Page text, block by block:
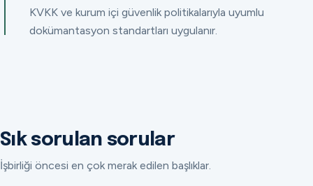
KVKK ve kurum içi güvenlik politikalarıyla uyumlu
dokümantasyon standartları uygulanır.
Sık sorulan sorular
İşbirliği öncesi en çok merak edilen başlıklar.